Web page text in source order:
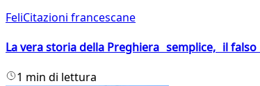
FeliCitazioni francescane
La vera storia della Preghiera semplice, il
1 min di lettura